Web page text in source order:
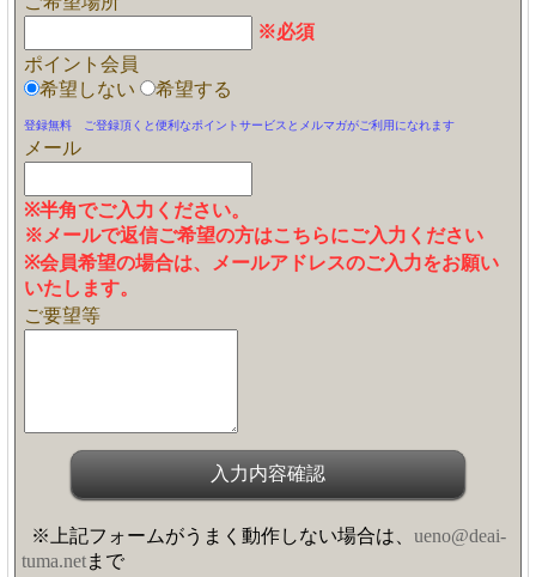
※必須
ポイント会員
希望しない
希望する
登録無料 ご登録頂くと便利なポイントサービスとメルマガがご利用になれます
メール
※半角でご入力ください。
※メールで返信ご希望の方はこちらにご入力ください
※会員希望の場合は、メールアドレスのご入力をお願い
いたします。
ご要望等
※上記フォームがうまく動作しない場合は、 ueno@deai-
tuma.netまで